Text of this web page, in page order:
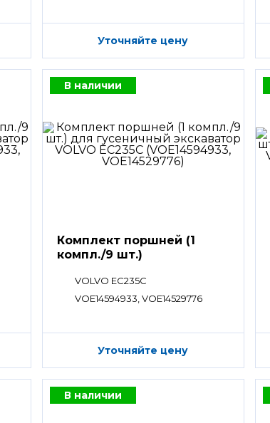
Уточняйте цену
В наличии
Комплект поршней (1
компл./9 шт.)
VOLVO EC235C
VOE14594933, VOE14529776
Уточняйте цену
В наличии